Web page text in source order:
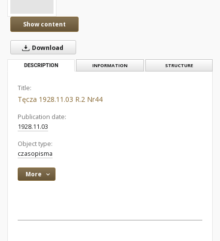
Show content
Download
DESCRIPTION INFORMATION STRUCTURE
Title:
Tęcza 1928.11.03 R.2 Nr44
Publication date:
1928.11.03
Object type:
czasopisma
More